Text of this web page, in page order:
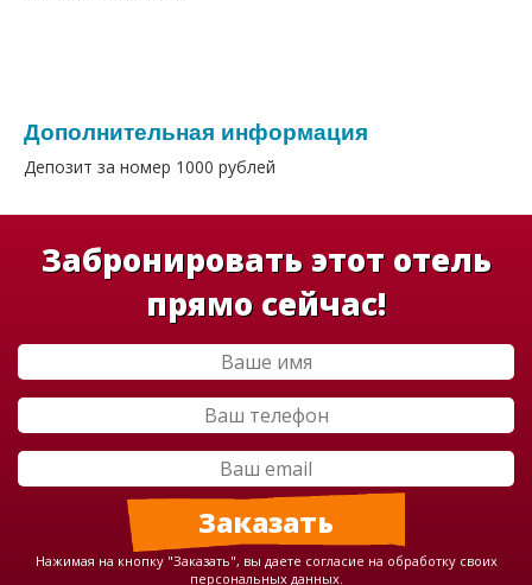
Дополнительная информация
Депозит за номер 1000 рублей
Забронировать этот отель
прямо сейчас!
Нажимая на кнопку "Заказать", вы даете согласие на обработку своих
персональных данных.